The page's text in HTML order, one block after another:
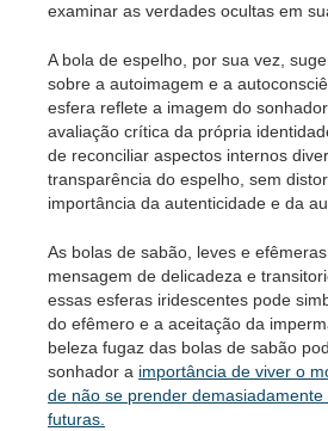
examinar as verdades ocultas em
A bola de espelho, por sua vez,
sobre a autoimagem e a
esfera reflete a imagem do
avaliação crítica da própria
de reconciliar aspectos internos
transparência do espelho, sem
importância da autenticidade e da
As bolas de sabão, leves e
mensagem de delicadeza e
essas esferas iridescentes pode
do efêmero e a aceitação da
beleza fugaz das bolas de sabão
sonhador a importância de viver o
de não se prender
futuras.